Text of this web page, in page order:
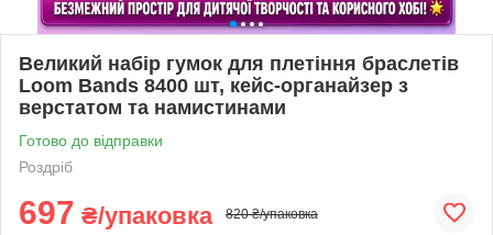
Великий набір гумок для плетіння браслетів
Loom Bands 8400 шт, кейс-органайзер з
верстатом та намистинами
Готово до відправки
Роздріб
697 ₴/упаковка 820 ₴/упаковка